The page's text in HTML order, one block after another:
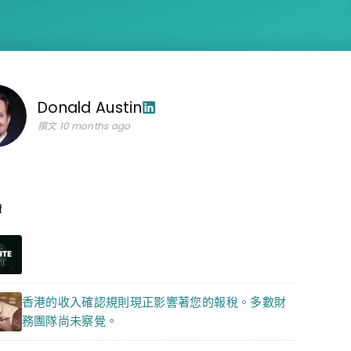
Donald Austin
撰文 10 months ago
香港的收入確認規則現正影響著您的報稅。多數財
務團隊尚未察覺。